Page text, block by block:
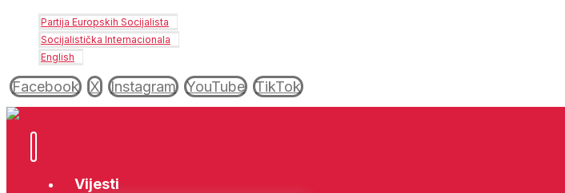
Partija Europskih Socijalista
Socijalistička Internacionala
English
Facebook X Instagram YouTube TikTok
Vijesti